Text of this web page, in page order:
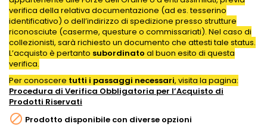
verifica della relativa documentazione (ad es. tesserino
identificativo) o dell’indirizzo di spedizione presso strutture
riconosciute (caserme, questure o commissariati). Nel caso di
collezionisti, sarà richiesto un documento che attesti tale status.
L’acquisto è pertanto subordinato al buon esito di questa
verifica.
Per conoscere tutti i passaggi necessari, visita la pagina:
Procedura di Verifica Obbligatoria per l’Acquisto di
Prodotti Riservati
 Prodotto disponibile con diverse opzioni